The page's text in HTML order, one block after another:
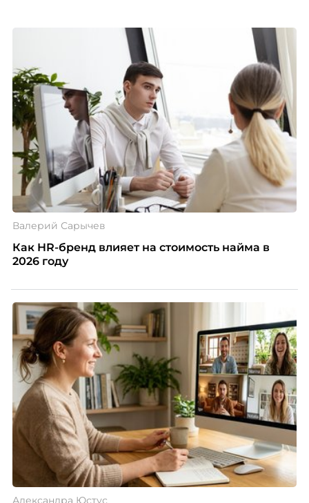
рассказывает, как выстроить адаптацию
распределенной команды без лишнего контроля и
бесконечных созвонов.
Валерий Сарычев
Как HR-бренд влияет на стоимость найма в
2026 году
Александра Юстус